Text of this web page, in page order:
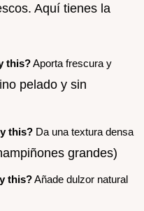
Aquí tienes la
this?Aporta frescura y
pelado y sin
this? Da una textura densa
grandes)
this?Añade dulzor natural